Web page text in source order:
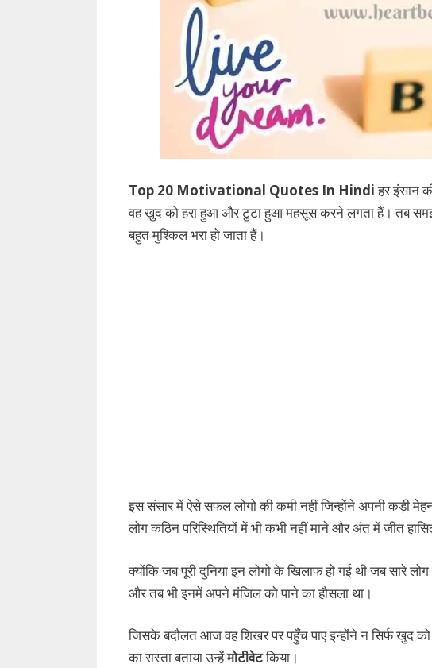
Top 20 Motivational Quotes In Hindi हर इंसान
वह खुद को हरा हुआ और टुटा हुआ महसूस करने लगता हैं। तब
बहुत मुश्किल भरा हो जाता हैं।
इस संसार में ऐसे सफल लोगो की कमी नहीं जिन्होंने अपनी कड़ी
लोग कठिन परिस्थितियों में भी कभी नहीं माने और अंत में जीत
क्योंकि जब पूरी दुनिया इन लोगो के खिलाफ हो गई थी जब सारे
और तब भी इनमें अपने मंजिल को पाने का हौसला था।
जिसके बदौलत आज वह शिखर पर पहुँच पाए इन्होंने न सिर्फ खुद
का रास्ता बताया उन्हेंमोटीवेटकिया।